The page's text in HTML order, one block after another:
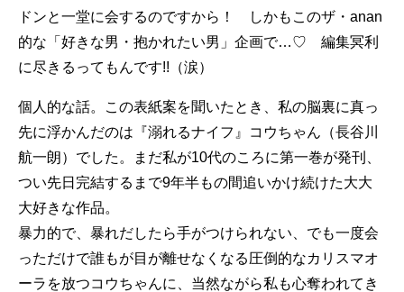
ドンと一堂に会するのですから！ しかもこのザ・anan
的な「好きな男・抱かれたい男」企画で…♡ 編集冥利
に尽きるってもんです!!（涙）
個人的な話。この表紙案を聞いたとき、私の脳裏に真っ
先に浮かんだのは『溺れるナイフ』コウちゃん（長谷川
航一朗）でした。まだ私が10代のころに第一巻が発刊、
つい先日完結するまで9年半もの間追いかけ続けた大大
大好きな作品。
暴力的で、暴れだしたら手がつけられない、でも一度会
っただけで誰もが目が離せなくなる圧倒的なカリスマオ
ーラを放つコウちゃんに、当然ながら私も心奪われてき